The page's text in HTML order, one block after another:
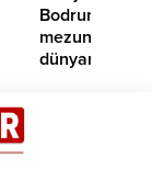
edildi
Bodrum
mezunlarına
dünyanın